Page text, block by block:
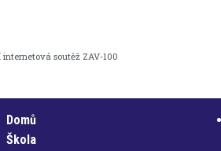
soutěž ZAV-100
Domů
Škola